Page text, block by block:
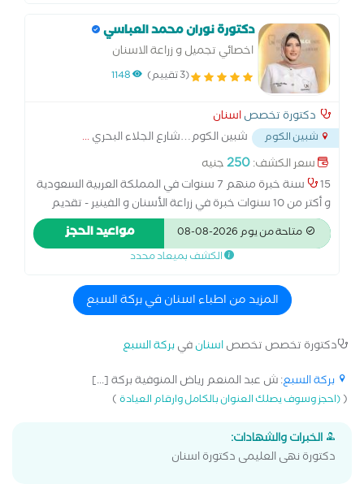
الاطفال و تعديل مشاكل العضم فى بدايه النمو
دكتورة نوران محمد العباسي
اخصائي تجميل و زراعة الاسنان
(3 تقييم) 1148
دكتورة تخصصاسنان
شبين الكوم شبين الكوم…شارع الجلاء البحري...
سعر الكشف:250جنيه
15 سنة خبرة منهم 7 سنوات في المملكة العربية السعودية
و أكتر من 10 سنوات خبرة في زراعة الأسنان و الفينير - تقديم
رعاية عالية الجودة و مبنية على الأخلاقيات لضمان نتائج موثوقة
و طويلة الأمد - ثقة حقيقية و شفافية كاملة مع مرضاي مبنية
على خبرة و التزام و مجهود صادق -ابتسامتك تبدأ هنا في يونيك
implants and veneers - Delivering high-quality, ethical care to
provide reliable and long-lasting results - Genuine trust and full
transparency with my patients built on expertise, dedication and
sincere effort - Your smile begins here at Unique Dental Clinic
متاحة من يوم 2026-08-08 مواعيد الحجز
الكشف بميعاد محدد
المزيد من اطباء اسنان في بركة السبع
دكتورة تخصص تخصصاسنانفيبركة السبع
بركة السبع: ش عبد المنعم رياض المنوفية بركة [...]
((احجز وسوف يصلك العنوان بالكامل وارقام العيادة)
الخبرات والشهادات:
دكتورة نهى العليمى دكتورة اسنان